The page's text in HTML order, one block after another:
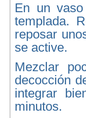
En un
templada.
reposar
se active.
Mezclar
decocción
integrar
minutos.